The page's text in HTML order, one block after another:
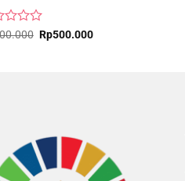
Original
price
Rp500.000Current